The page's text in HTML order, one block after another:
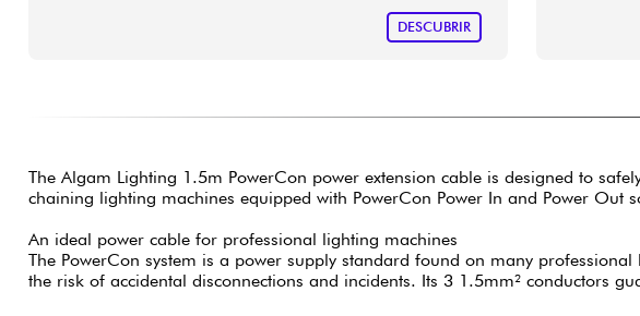
DESCUBRIR
The Algam Lighting 1.5m PowerCon power extension cable is designed to
chaining lighting machines equipped with PowerCon Power In and Power Out
An ideal power cable for professional lighting machines
The PowerCon system is a power supply standard found on many
the risk of accidental disconnections and incidents. Its 3 1.5mm² conductors